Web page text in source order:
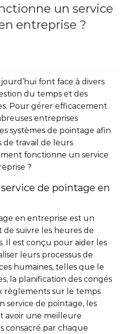
un service
entreprise ?
font face à divers
du temps et des
Pour gérer efficacement
entreprises
systèmes de pointage afin
de travail de leurs
fonctionne un service
?
service de pointage en
en entreprise est un
suivre les heures de
Il est conçu pour aider les
leurs processus de
humaines, telles que le
la planification des congés
règlements sur le temps
service de pointage, les
avoir une meilleure
consacré par chaque